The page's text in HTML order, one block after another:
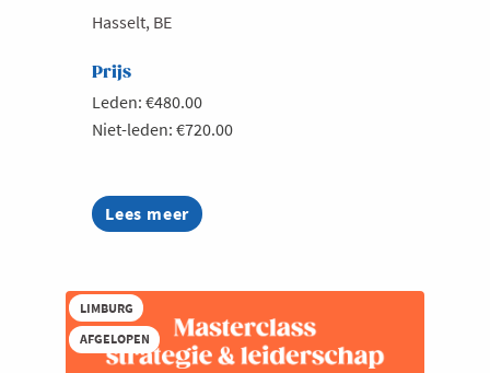
Hasselt, BE
Prijs
Leden: €480.00
Niet-leden: €720.00
Lees meer
about
Masterclass
De
kracht
en
meerwaarde
LIMBURG
AFGELOPEN